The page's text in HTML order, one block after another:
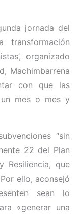
jornada del
transformación
organizado
Machimbarrena
con que las
mes o mes y
“sin
22 del Plan
Resiliencia, que
ello, aconsejó
sean lo
«generar una